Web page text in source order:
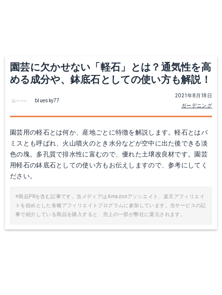
園芸に欠かせない「軽石」とは？通気性を高
める成分や、鉢底石としての使い方も解説！
2021年8月18日
ガーデニング
bluesky77
園芸用の軽石とは何か、産地ごとに特徴を解説します。軽石とはパ
ミスとも呼ばれ、火山噴火のとき水分などが空中に出た後できる淡
色の塊。多孔質で排水性に富むので、優れた土壌改良材です。園芸
用軽石の鉢底石としての使い方もお伝えしますので、参考にしてく
ださい。
※商品PRを含む記事です。当メディアはAmazonアソシエイト、楽天アフィリエイ
トを始めとした各種アフィリエイトプログラムに参加しています。当サービスの記
事で紹介している商品を購入すると、売上の一部が弊社に還元されます。
グリーンプラン 基本用土 上質鹿沼土5L
Amazonで詳細を見る
楽天で詳細を見る
楽天で詳細を見る